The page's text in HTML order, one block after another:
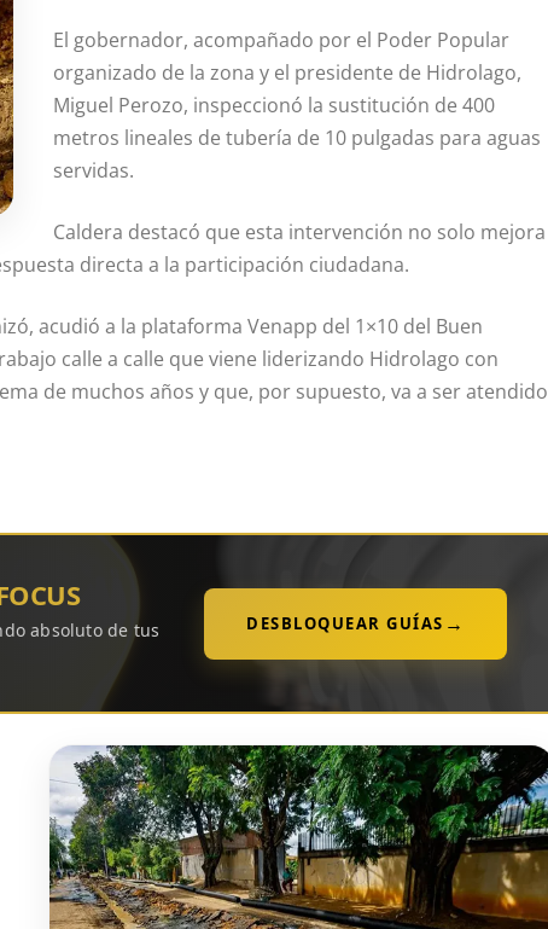
El gobernador, acompañado por el Poder Popular
organizado de la zona y el presidente de Hidrolago,
Miguel Perozo, inspeccionó la sustitución de 400
metros lineales de tubería de 10 pulgadas para aguas
servidas.
Caldera destacó que esta intervención no solo mejora
directa a la participación ciudadana.
acudió a la plataforma Venapp del 1×10 del Buen
calle a calle que viene liderizando Hidrolago con
de muchos años y que, por supuesto, va a ser atendido
absoluto de tus
DESBLOQUEAR GUÍAS →